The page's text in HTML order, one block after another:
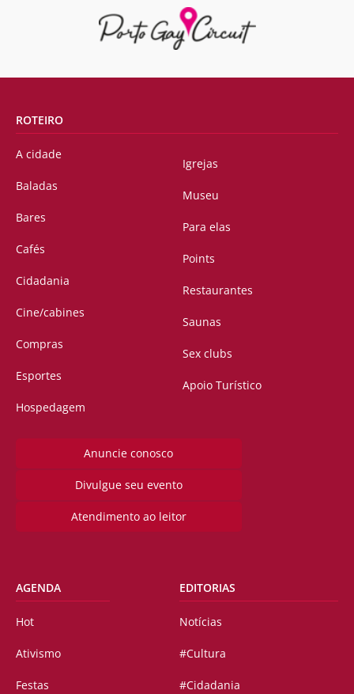
ROTEIRO
A cidade
Baladas
Bares
Cafés
Cidadania
Cine/cabines
Compras
Esportes
Hospedagem
Igrejas
Museu
Para elas
Points
Restaurantes
Saunas
Sex clubs
Apoio Turístico
Anuncie conosco
Divulgue seu evento
Atendimento ao leitor
AGENDA
Hot
Ativismo
Festas
EDITORIAS
Notícias
#Cultura
#Cidadania